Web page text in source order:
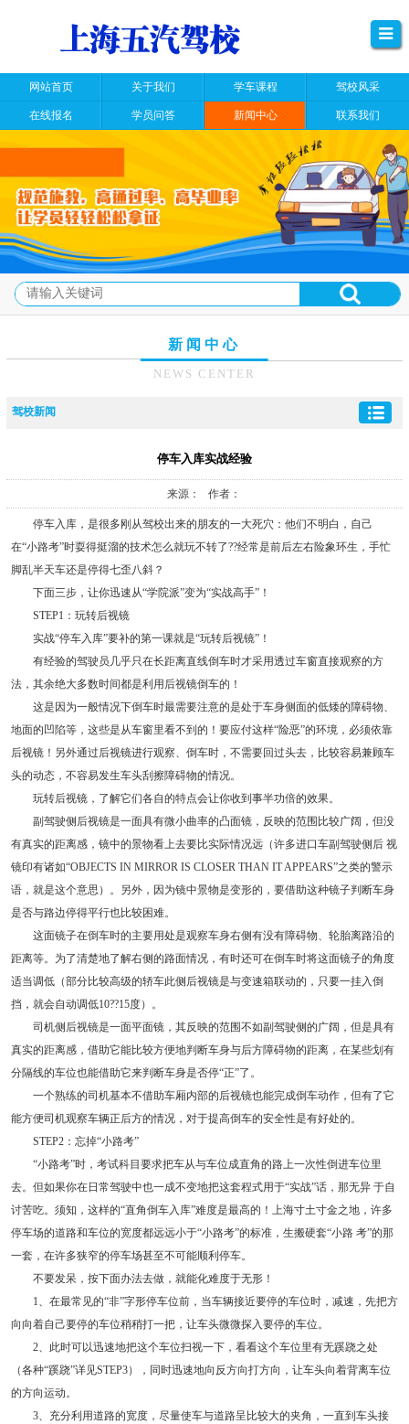
网站首页 关于我们 学车课程 驾校风采
在线报名 学员问答 新闻中心 联系我们
新闻中心
NEWS CENTER
驾校新闻
停车入库实战经验
来源： 作者：
停车入库，是很多刚从驾校出来的朋友的一大死穴：他们不明白，自己
在“小路考”时耍得挺溜的技术怎么就玩不转了??经常是前后左右险象环生，手忙
脚乱半天车还是停得七歪八斜？
下面三步，让你迅速从“学院派”变为“实战高手”！
STEP1：玩转后视镜
实战“停车入库”要补的第一课就是“玩转后视镜”！
有经验的驾驶员几乎只在长距离直线倒车时才采用透过车窗直接观察的方
法，其余绝大多数时间都是利用后视镜倒车的！
这是因为一般情况下倒车时最需要注意的是处于车身侧面的低矮的障碍物、
地面的凹陷等，这些是从车窗里看不到的！要应付这样“险恶”的环境，必须依靠
后视镜！另外通过后视镜进行观察、倒车时，不需要回过头去，比较容易兼顾车
头的动态，不容易发生车头刮擦障碍物的情况。
玩转后视镜，了解它们各自的特点会让你收到事半功倍的效果。
副驾驶侧后视镜是一面具有微小曲率的凸面镜，反映的范围比较广阔，但没
有真实的距离感，镜中的景物看上去要比实际情况远（许多进口车副驾驶侧后 视
镜印有诸如“OBJECTS IN MIRROR IS CLOSER THAN IT APPEARS”之类的警示
语，就是这个意思）。另外，因为镜中景物是变形的，要借助这种镜子判断车身
是否与路边停得平行也比较困难。
这面镜子在倒车时的主要用处是观察车身右侧有没有障碍物、轮胎离路沿的
距离等。为了清楚地了解右侧的路面情况，有时还可在倒车时将这面镜子的角度
适当调低（部分比较高级的轿车此侧后视镜是与变速箱联动的，只要一挂入倒
挡，就会自动调低10??15度）。
司机侧后视镜是一面平面镜，其反映的范围不如副驾驶侧的广阔，但是具有
真实的距离感，借助它能比较方便地判断车身与后方障碍物的距离，在某些划有
分隔线的车位也能借助它来判断车身是否停“正”了。
一个熟练的司机基本不借助车厢内部的后视镜也能完成倒车动作，但有了它
能方便司机观察车辆正后方的情况，对于提高倒车的安全性是有好处的。
STEP2：忘掉“小路考”
“小路考”时，考试科目要求把车从与车位成直角的路上一次性倒进车位里
去。但如果你在日常驾驶中也一成不变地把这套程式用于“实战”话，那无异 于自
讨苦吃。须知，这样的“直角倒车入库”难度是最高的！上海寸土寸金之地，许多
停车场的道路和车位的宽度都远远小于“小路考”的标准，生搬硬套“小路 考”的那
一套，在许多狭窄的停车场甚至不可能顺利停车。
不要发呆，按下面办法去做，就能化难度于无形！
1、在最常见的“非”字形停车位前，当车辆接近要停的车位时，减速，先把方
向向着自己要停的车位稍稍打一把，让车头微微探入要停的车位。
2、此时可以迅速地把这个车位扫视一下，看看这个车位里有无蹊跷之处
（各种“蹊跷”详见STEP3），同时迅速地向反方向打方向，让车头向着背离车位
的方向运动。
3、充分利用道路的宽度，尽量使车与道路呈比较大的夹角，一直到车头接